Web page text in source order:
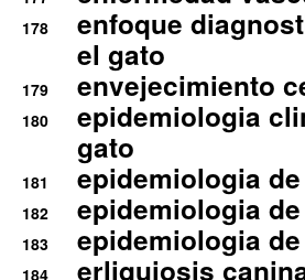
178
enfoque
el gato
179 envejecimiento
180
epidemiologia
gato
181 epidemiologia
182 epidemiologia
183 epidemiologia
184
erliquiosis